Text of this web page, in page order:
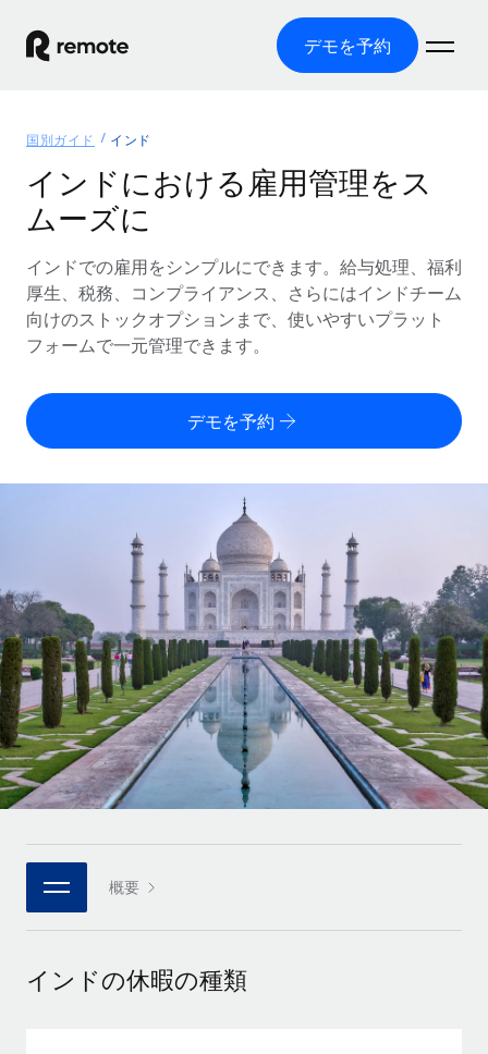
デモを予約
グローバル雇用
グローバル給与処理
コンプライアンス対応の給与処理を手軽に
Employer of Record（EOR）
グローバル展開をコストをかけずに実現
Contractor of Record
世界中の契約社員と法令を遵守して契約
世界中の契約社員をオンボーディングし、管理
複雑な雇用関連業務を外部委託
インフラ
Remote統合
人事機能をワークフローにシームレスに統合する
プラットフォーム
チームのための人事の基本機能を内蔵
接続 新しい
当社のMCPを使用して、あらゆるAIツールをRemoteに接続
統合
基本的なビジネスツールを活用して業務プロセスを効率化す
ソリューション
各国の制度に対応
国別ガイド
/国別のグローバル雇用支援を検索する
Remoteを他社と比較
スタートアップ
成長中の企業向けのアジャイルなグローバルHR・給与処理ソ
リューション
ミッドマーケット
カスタマイズされた人事ソリューションでチームを拡大する
企業
大企業向けのグローバルHR
パートナーに登録
戦略的テクノロジーパートナー
グローバルな人事機能を柔軟に自社プラットフォームへ統合
当社とのパートナーシップの可能性を検討する
リソース
ツールと計算ツール
従業員コスト計算ツール
契約社員の報酬計算ツール
グローバルな契約社員向けに、通貨オプションと支払スピー
ドを確認する
REMOTEで学習
リサーチおよびガイド
活用事例
HR用語集
チェックリストおよびテンプレート
職務内容ライブラリ
ウェビナー
イベント
ニュースルーム
価格
English
Deutsch
Español
Italiano
Português (Portugal)
日本語
한국어
ログイン
国別ガイド インド
インドにおける雇用管理をス
ムーズに
インドでの雇用をシンプルにできます。給与処理、福利
厚生、税務、コンプライアンス、さらにはインドチーム
向けのストックオプションまで、使いやすいプラット
フォームで一元管理できます。
デモを予約
概要
インドの休暇の種類